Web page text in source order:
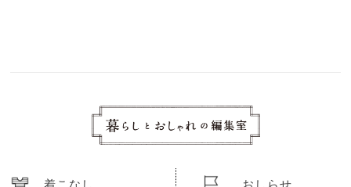
着こなし おしらせ